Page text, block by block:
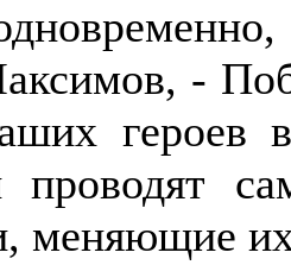
-
героев
проводят
меняющие